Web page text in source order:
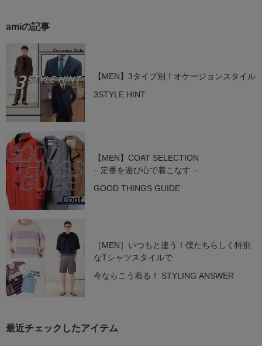
amiの記事
【MEN】3タイプ別！オケージョンスタイル
3STYLE HINT
【MEN】COAT SELECTION
– 定番を遊び心で着こなす –
GOOD THINGS GUIDE
［MEN］いつもと違う！僕たちらしく特別
なTシャツスタイルで
今ならこう着る！ STYLING ANSWER
最近チェックしたアイテム